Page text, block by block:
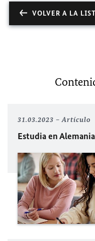
VOLVER A LA
31.03.2023 Artículo
Estudia en